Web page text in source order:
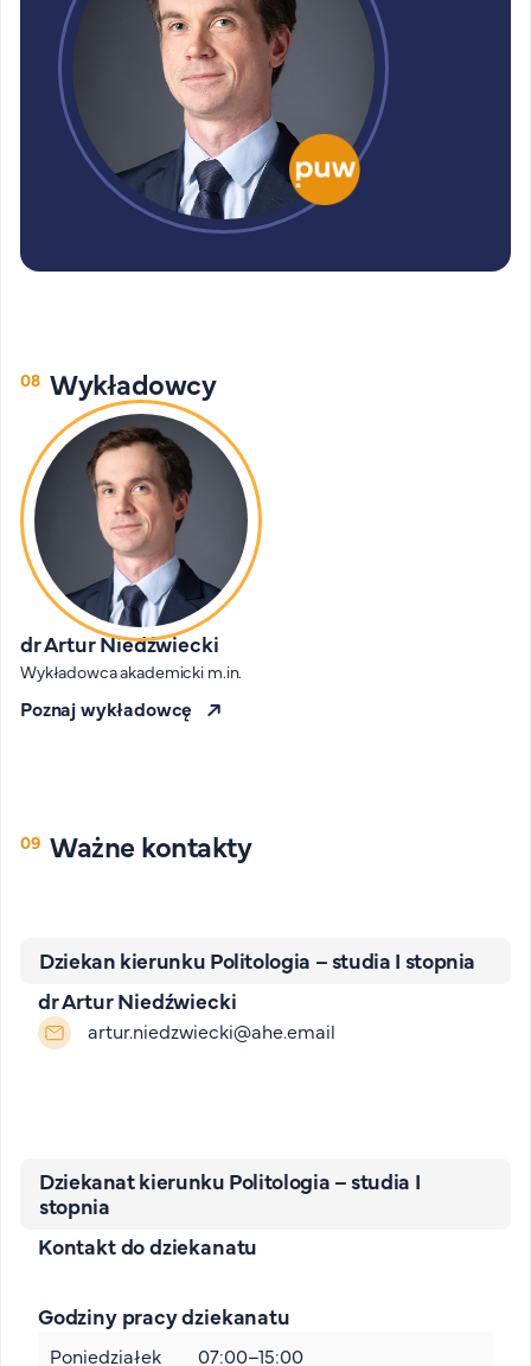
Wykładowcy
dr Artur Niedźwiecki
Wykładowca akademicki m.in.
Poznaj wykładowcę
Ważne kontakty
Dziekan kierunku Politologia – studia I stopnia
dr Artur Niedźwiecki
artur.niedzwiecki@ahe.email
Dziekanat kierunku Politologia – studia I
stopnia
Kontakt do dziekanatu
Godziny pracy dziekanatu
Poniedziałek
07:00–15:00